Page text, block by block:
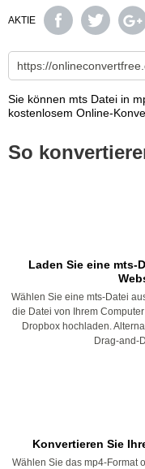
AKTIE
Sie können mts Datei in
kostenlosem Online-
So
Laden Sie eine mts-
Wählen Sie eine mts-Datei
die Datei von Ihrem
Dropbox hochladen.
Drag-and-
Konvertieren Sie
Wählen Sie das mp4-Format